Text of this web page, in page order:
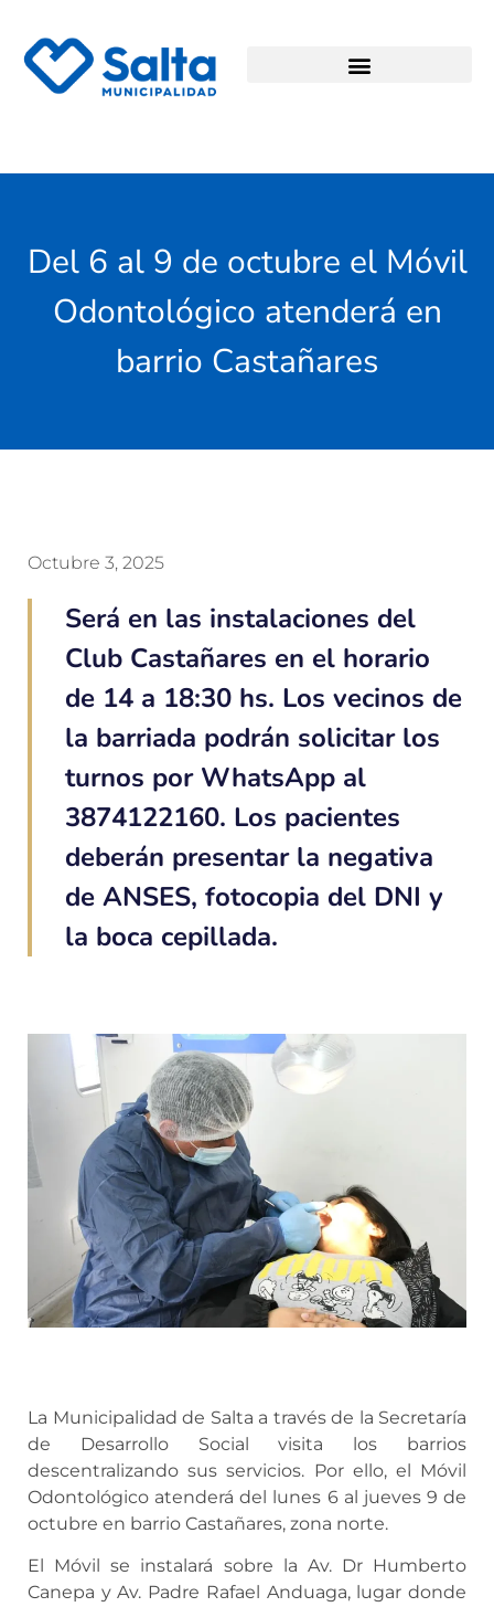
Del 6 al 9 de octubre el Móvil
Odontológico atenderá en
barrio Castañares
Octubre 3, 2025
Será en las instalaciones del
Club Castañares en el horario
de 14 a 18:30 hs. Los vecinos de
la barriada podrán solicitar los
turnos por WhatsApp al
3874122160. Los pacientes
deberán presentar la negativa
de ANSES, fotocopia del DNI y
la boca cepillada.
La Municipalidad de Salta a través de la Secretaría
de Desarrollo Social visita los barrios
descentralizando sus servicios. Por ello, el Móvil
Odontológico atenderá del lunes 6 al jueves 9 de
octubre en barrio Castañares, zona norte.
El Móvil se instalará sobre la Av. Dr Humberto
Canepa y Av. Padre Rafael Anduaga, lugar donde